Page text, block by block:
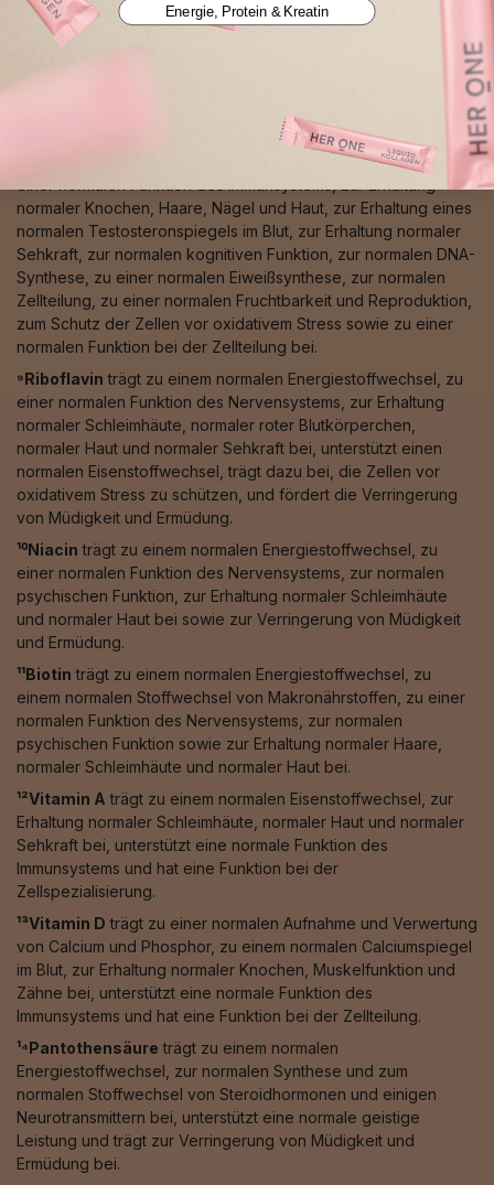
Stress, zur normalen Pigmentierung von Haut und Haaren, zum
normalen Eisentransport sowie zu einer normalen
einem normalen Makronährstoff-, Kohlenhydrat-, Fettsäure-
und Proteinstoffwechsel, zu einem normalen Vitamin-A-
Stoffwechsel, zu einem normalen Energiestoffwechsel, zu
normaler Knochen, Haare, Nägel und Haut, zur Erhaltung eines
normalen Testosteronspiegels im Blut, zur Erhaltung normaler
Sehkraft, zur normalen kognitiven Funktion, zur normalen DNA-
Synthese, zu einer normalen Eiweißsynthese, zur normalen
Zellteilung, zu einer normalen Fruchtbarkeit und Reproduktion,
zum Schutz der Zellen vor oxidativem Stress sowie zu einer
normalen Funktion bei der Zellteilung bei.
⁹Riboflavin trägt zu einem normalen Energiestoffwechsel, zu
einer normalen Funktion des Nervensystems, zur Erhaltung
normaler Schleimhäute, normaler roter Blutkörperchen,
normaler Haut und normaler Sehkraft bei, unterstützt einen
normalen Eisenstoffwechsel, trägt dazu bei, die Zellen vor
oxidativem Stress zu schützen, und fördert die Verringerung
von Müdigkeit und Ermüdung.
¹⁰Niacin trägt zu einem normalen Energiestoffwechsel, zu
einer normalen Funktion des Nervensystems, zur normalen
psychischen Funktion, zur Erhaltung normaler Schleimhäute
und normaler Haut bei sowie zur Verringerung von Müdigkeit
und Ermüdung.
¹¹Biotin trägt zu einem normalen Energiestoffwechsel, zu
einem normalen Stoffwechsel von Makronährstoffen, zu einer
normalen Funktion des Nervensystems, zur normalen
psychischen Funktion sowie zur Erhaltung normaler Haare,
normaler Schleimhäute und normaler Haut bei.
¹²Vitamin A trägt zu einem normalen Eisenstoffwechsel, zur
Erhaltung normaler Schleimhäute, normaler Haut und normaler
Sehkraft bei, unterstützt eine normale Funktion des
Immunsystems und hat eine Funktion bei der
Zellspezialisierung.
¹³Vitamin D trägt zu einer normalen Aufnahme und Verwertung
von Calcium und Phosphor, zu einem normalen Calciumspiegel
im Blut, zur Erhaltung normaler Knochen, Muskelfunktion und
Zähne bei, unterstützt eine normale Funktion des
Immunsystems und hat eine Funktion bei der Zellteilung.
¹⁴Pantothensäure trägt zu einem normalen
Energiestoffwechsel, zur normalen Synthese und zum
normalen Stoffwechsel von Steroidhormonen und einigen
Neurotransmittern bei, unterstützt eine normale geistige
Leistung und trägt zur Verringerung von Müdigkeit und
Ermüdung bei.
Energie, Protein & Kreatin